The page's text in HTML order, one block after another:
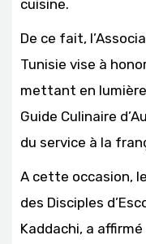
cuisine.
De ce fait,
Tunisie vise à
mettant en
Guide Culinaire
du service à la
A cette occasion,
des Disciples
Kaddachi, a affirmé